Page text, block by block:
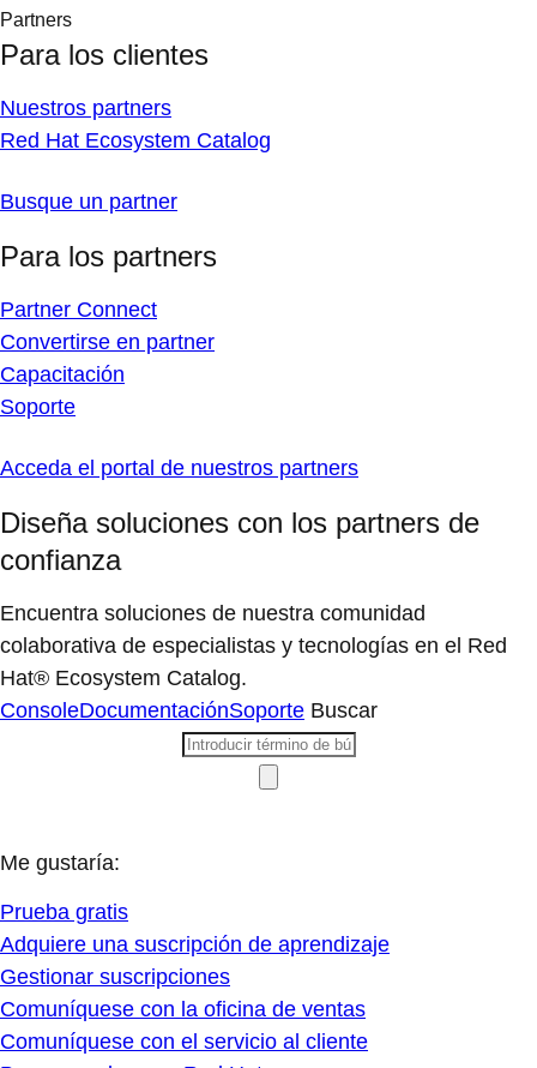
Partners
Para los clientes
Nuestros partners
Red Hat Ecosystem Catalog
Busque un partner
Para los partners
Partner Connect
Convertirse en partner
Capacitación
Soporte
Acceda el portal de nuestros partners
Diseña soluciones con los partners de
confianza
Encuentra soluciones de nuestra comunidad
colaborativa de especialistas y tecnologías en el Red
Hat® Ecosystem Catalog.
ConsoleDocumentaciónSoporte Buscar
Me gustaría:
Prueba gratis
Adquiere una suscripción de aprendizaje
Gestionar suscripciones
Comuníquese con la oficina de ventas
Comuníquese con el servicio al cliente